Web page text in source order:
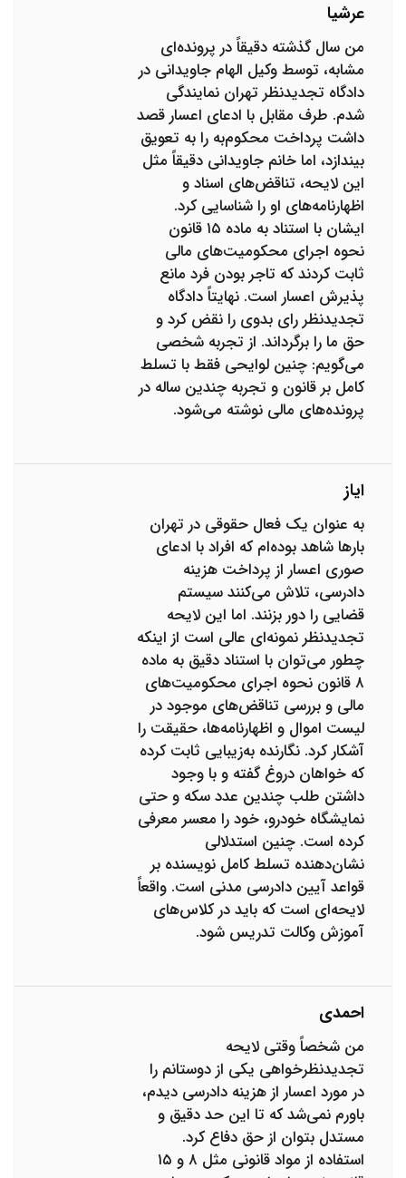
عرشیا
من سال گذشته دقیقاً در پرونده‌ای
مشابه، توسط وکیل الهام جاویدانی در
دادگاه تجدیدنظر تهران نمایندگی
شدم. طرف مقابل با ادعای اعسار قصد
داشت پرداخت محکوم‌به را به تعویق
بیندازد، اما خانم جاویدانی دقیقاً مثل
این لایحه، تناقض‌های اسناد و
اظهارنامه‌های او را شناسایی کرد.
ایشان با استناد به ماده ۱۵ قانون
نحوه اجرای محکومیت‌های مالی
ثابت کردند که تاجر بودن فرد مانع
پذیرش اعسار است. نهایتاً دادگاه
تجدیدنظر رای بدوی را نقض کرد و
حق ما را برگرداند. از تجربه شخصی
می‌گویم: چنین لوایحی فقط با تسلط
کامل بر قانون و تجربه چندین ساله در
پرونده‌های مالی نوشته می‌شود.
ایاز
به عنوان یک فعال حقوقی در تهران
بارها شاهد بوده‌ام که افراد با ادعای
صوری اعسار از پرداخت هزینه
دادرسی، تلاش می‌کنند سیستم
قضایی را دور بزنند. اما این لایحه
تجدیدنظر نمونه‌ای عالی است از اینکه
چطور می‌توان با استناد دقیق به ماده
۸ قانون نحوه اجرای محکومیت‌های
مالی و بررسی تناقض‌های موجود در
لیست اموال و اظهارنامه‌ها، حقیقت را
آشکار کرد. نگارنده به‌زیبایی ثابت کرده
که خواهان دروغ گفته و با وجود
داشتن طلب چندین عدد سکه و حتی
نمایشگاه خودرو، خود را معسر معرفی
کرده است. چنین استدلالی
نشان‌دهنده تسلط کامل نویسنده بر
قواعد آیین دادرسی مدنی است. واقعاً
لایحه‌ای است که باید در کلاس‌های
آموزش وکالت تدریس شود.
احمدی
من شخصاً وقتی لایحه
تجدیدنظرخواهی یکی از دوستانم را
در مورد اعسار از هزینه دادرسی دیدم،
باورم نمی‌شد که تا این حد دقیق و
مستدل بتوان از حق دفاع کرد.
استفاده از مواد قانونی مثل ۸ و ۱۵